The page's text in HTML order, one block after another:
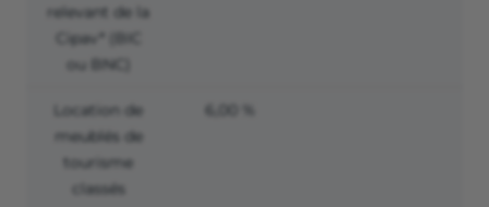
relevant de la
Cipav* (BIC
ou BNC)
Location de
meublés de
tourisme
classés
6,00 %